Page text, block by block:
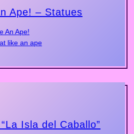
Ape! – Statues
An Ape!
like an ape
Isla del Caballo”